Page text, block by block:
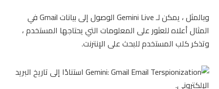
وبالمثل ، يمكن لـ Gemini Live الوصول إلى بيانات Gmail في
المثال أعلاه للعثور على المعلومات التي يحتاجها المستخدم ،
وتذكر كلب المستخدم للبحث على الإنترنت.